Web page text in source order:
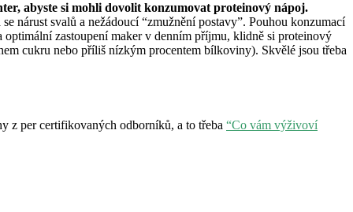
abyste si mohli dovolit konzumovat proteinový nápoj.
nárust svalů a nežádoucí “zmužnění postavy”. Pouhou konzumací
zastoupení maker v denním příjmu, klidně si proteinový
cukru nebo příliš nízkým procentem bílkoviny). Skvělé jsou třeba
z per certifikovaných odborníků, a to třeba “Co vám výživoví